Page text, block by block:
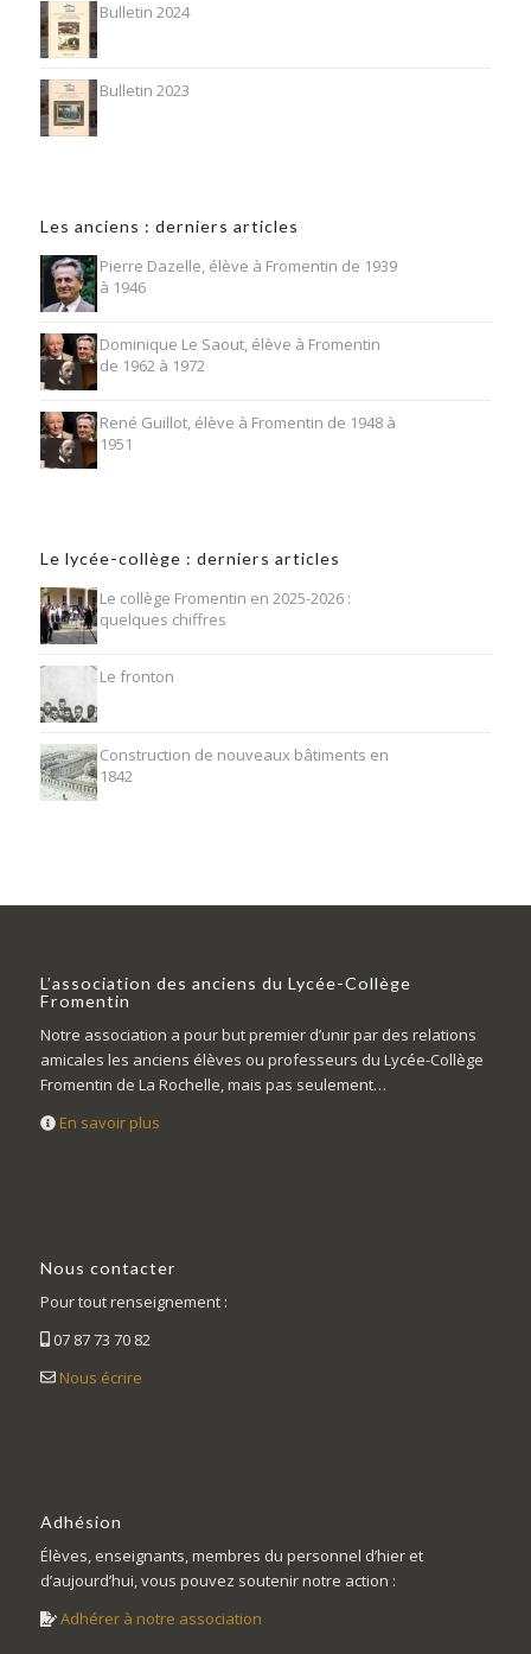
Bulletin 2024
Bulletin 2023
Les anciens : derniers articles
Pierre Dazelle, élève à Fromentin de 1939
à 1946
Dominique Le Saout, élève à Fromentin
de 1962 à 1972
René Guillot, élève à Fromentin de 1948 à
1951
Le lycée-collège : derniers articles
Le collège Fromentin en 2025-2026 :
quelques chiffres
Le fronton
Construction de nouveaux bâtiments en
1842
L’association des anciens du Lycée-Collège
Fromentin
Notre association a pour but premier d’unir par des relations
amicales les anciens élèves ou professeurs du Lycée-Collège
Fromentin de La Rochelle, mais pas seulement…
En savoir plus
Nous contacter
Pour tout renseignement :
07 87 73 70 82
Nous écrire
Adhésion
Élèves, enseignants, membres du personnel d’hier et
d’aujourd’hui, vous pouvez soutenir notre action :
Adhérer à notre association